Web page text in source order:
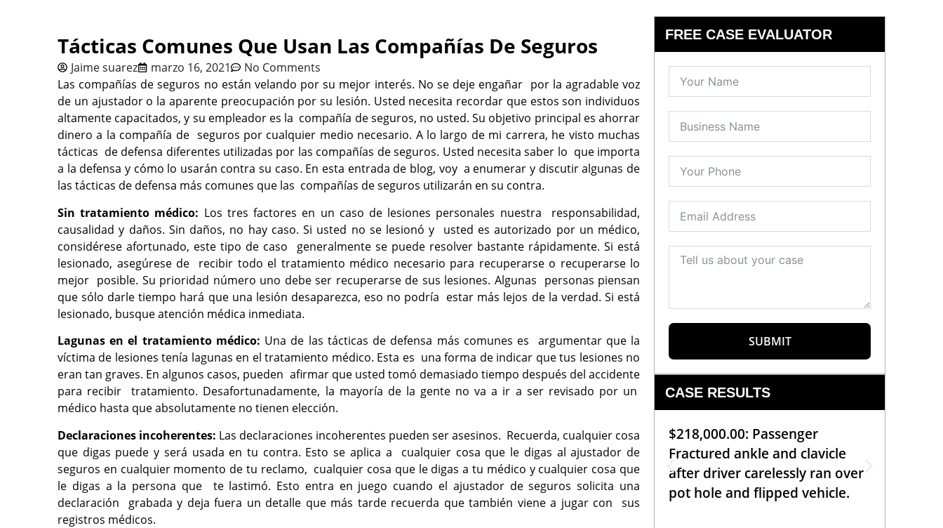
Tácticas Comunes Que Usan Las Compañías De Seguros
Jaime suarez marzo 16, 2021
No Comments
Las compañías de seguros no están velando por su mejor interés. No se deje engañar por la agradable voz
de un ajustador o la aparente preocupación por su lesión. Usted necesita recordar que estos son individuos
altamente capacitados, y su empleador es la compañía de seguros, no usted. Su objetivo principal es ahorrar
dinero a la compañía de seguros por cualquier medio necesario. A lo largo de mi carrera, he visto muchas
tácticas de defensa diferentes utilizadas por las compañías de seguros. Usted necesita saber lo que importa
a la defensa y cómo lo usarán contra su caso. En esta entrada de blog, voy a enumerar y discutir algunas de
las tácticas de defensa más comunes que las compañías de seguros utilizarán en su contra.
Sin tratamiento médico: Los tres factores en un caso de lesiones personales nuestra responsabilidad,
causalidad y daños. Sin daños, no hay caso. Si usted no se lesionó y usted es autorizado por un médico,
considérese afortunado, este tipo de caso generalmente se puede resolver bastante rápidamente. Si está
lesionado, asegúrese de recibir todo el tratamiento médico necesario para recuperarse o recuperarse lo
mejor posible. Su prioridad número uno debe ser recuperarse de sus lesiones. Algunas personas piensan
que sólo darle tiempo hará que una lesión desaparezca, eso no podría estar más lejos de la verdad. Si está
lesionado, busque atención médica inmediata.
Lagunas en el tratamiento médico: Una de las tácticas de defensa más comunes es argumentar que la
víctima de lesiones tenía lagunas en el tratamiento médico. Esta es una forma de indicar que tus lesiones no
eran tan graves. En algunos casos, pueden afirmar que usted tomó demasiado tiempo después del accidente
para recibir tratamiento. Desafortunadamente, la mayoría de la gente no va a ir a ser revisado por un
médico hasta que absolutamente no tienen elección.
Declaraciones incoherentes: Las declaraciones incoherentes pueden ser asesinos. Recuerda, cualquier cosa
que digas puede y será usada en tu contra. Esto se aplica a cualquier cosa que le digas al ajustador de
seguros en cualquier momento de tu reclamo, cualquier cosa que le digas a tu médico y cualquier cosa que
le digas a la persona que te lastimó. Esto entra en juego cuando el ajustador de seguros solicita una
declaración grabada y deja fuera un detalle que más tarde recuerda que también viene a jugar con sus
registros médicos.
FREE CASE EVALUATOR
SUBMIT
CASE RESULTS
$218,000.00: Passenger
Fractured ankle and clavicle
after driver carelessly ran over
pot hole and flipped vehicle.